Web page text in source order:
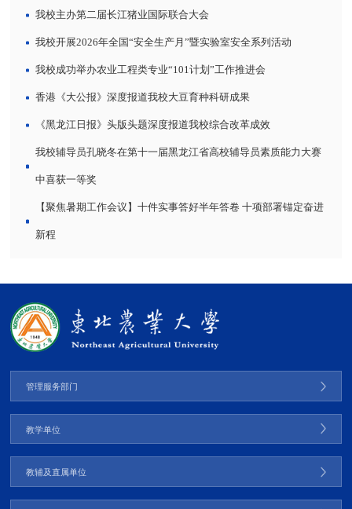
我校主办第二届长江猪业国际联合大会
我校开展2026年全国“安全生产月”暨实验室安全系列活动
我校成功举办农业工程类专业“101计划”工作推进会
香港《大公报》深度报道我校大豆育种科研成果
《黑龙江日报》头版头题深度报道我校综合改革成效
我校辅导员孔晓冬在第十一届黑龙江省高校辅导员素质能力大赛
中喜获一等奖
【聚焦暑期工作会议】十件实事答好半年答卷 十项部署锚定奋进
新程
管理服务部门
教学单位
教辅及直属单位